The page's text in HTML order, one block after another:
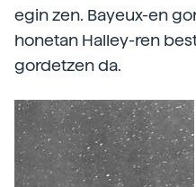
egin zen. Bayeux-en
honetan Halley-ren
gordetzen da.